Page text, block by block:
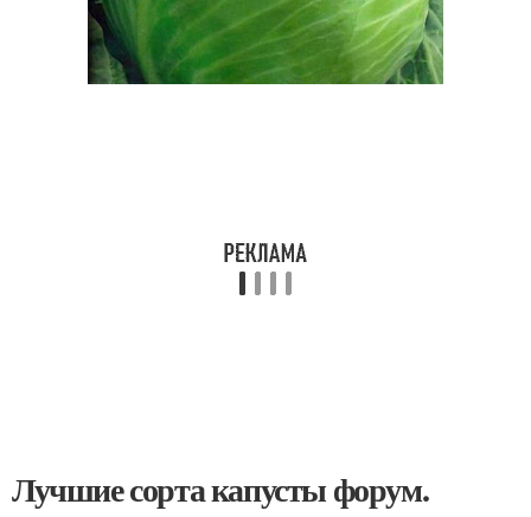
Лучшие сорта капусты форум.